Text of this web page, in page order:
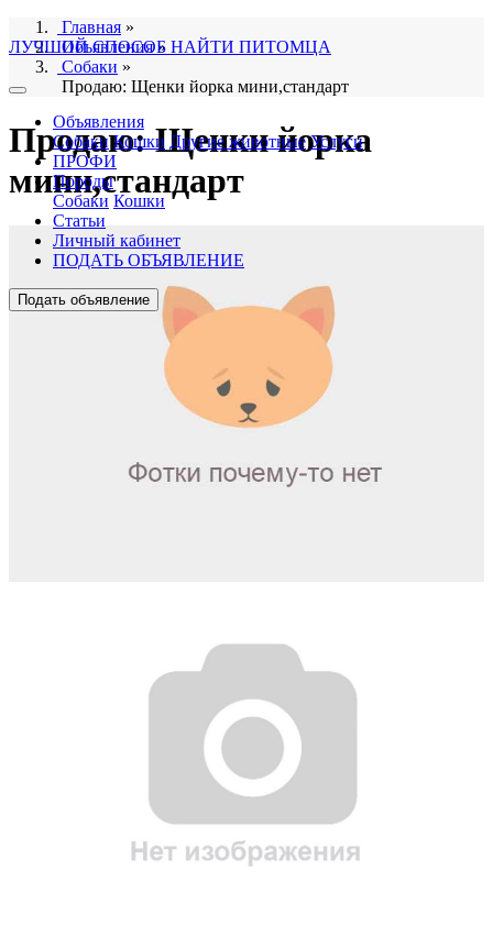
ЛУЧШИЙ СПОСОБ НАЙТИ ПИТОМЦА
Объявления
Собаки Кошки Другие животные Услуги
ПРОФИ
Породы
Собаки Кошки
Статьи
Личный кабинет
ПОДАТЬ ОБЪЯВЛЕНИЕ
Подать объявление
Главная »
Объявления»
Собаки »
Продаю: Щенки йорка мини,стандарт
Продаю: Щенки йорка
мини,стандарт